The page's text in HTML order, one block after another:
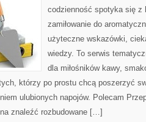
codzienność spotyka się z
zamiłowanie do
użyteczne wskazówki,
wiedzy. To serwis
dla miłośników kawy,
którzy po prostu chcą poszerzyć
ulubionych napojów. Polecam
znaleźć rozbudowane […]